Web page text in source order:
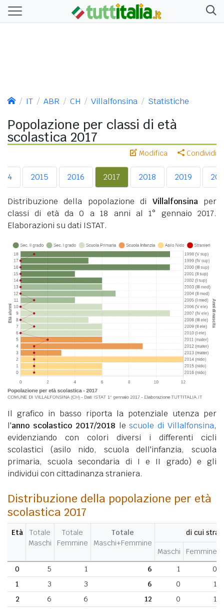
IT ABR CH Villalfonsina Statistiche
Popolazione per classi di età
scolastica 2017
Modifica Condividi
2015 2016 2017 2018 2019
Distribuzione della popolazione di Villalfonsinaper
classi di età da 0 a 18 anni al 1° gennaio 2017.
Elaborazioni su dati ISTAT.
Il grafico in basso riporta la potenziale utenza per
l'anno scolastico 2017/2018 lescuole di Villalfonsina,
evidenziando con colori diversi i differenti cicli
scolastici (asilo nido, scuola dell'infanzia, scuola
primaria, scuola secondaria di I e II grado) e gli
individui con cittadinanza straniera.
Distribuzione della popolazione per età
scolastica 2017
Età
Totale
Maschi
Totale
Femmine
Totale
Maschi+Femmine
di cui
Maschi Femmine
0
5 1 6 1
0
1
3 3 6 0
1
2
6 6 12 0
1